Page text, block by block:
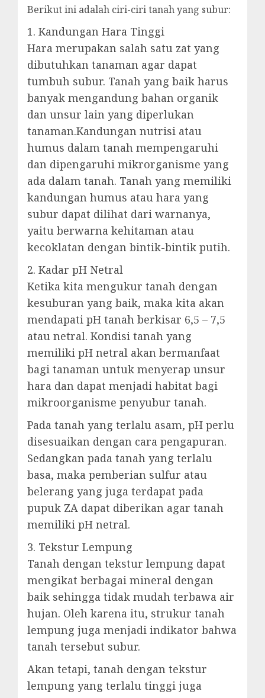
Berikut ini adalah ciri-ciri tanah yang subur:
1. Kandungan Hara Tinggi
Hara merupakan salah satu zat yang
dibutuhkan tanaman agar dapat
tumbuh subur. Tanah yang baik harus
banyak mengandung bahan organik
dan unsur lain yang diperlukan
tanaman.Kandungan nutrisi atau
humus dalam tanah mempengaruhi
dan dipengaruhi mikrorganisme yang
ada dalam tanah. Tanah yang memiliki
kandungan humus atau hara yang
subur dapat dilihat dari warnanya,
yaitu berwarna kehitaman atau
kecoklatan dengan bintik-bintik putih.
2. Kadar pH Netral
Ketika kita mengukur tanah dengan
kesuburan yang baik, maka kita akan
mendapati pH tanah berkisar 6,5 – 7,5
atau netral. Kondisi tanah yang
memiliki pH netral akan bermanfaat
bagi tanaman untuk menyerap unsur
hara dan dapat menjadi habitat bagi
mikroorganisme penyubur tanah.
Pada tanah yang terlalu asam, pH perlu
disesuaikan dengan cara pengapuran.
Sedangkan pada tanah yang terlalu
basa, maka pemberian sulfur atau
belerang yang juga terdapat pada
pupuk ZA dapat diberikan agar tanah
memiliki pH netral.
3. Tekstur Lempung
Tanah dengan tekstur lempung dapat
mengikat berbagai mineral dengan
baik sehingga tidak mudah terbawa air
hujan. Oleh karena itu, strukur tanah
lempung juga menjadi indikator bahwa
tanah tersebut subur.
Akan tetapi, tanah dengan tekstur
lempung yang terlalu tinggi juga